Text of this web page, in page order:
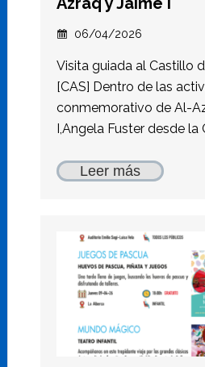
06/04/2026
Visita guiada al Castillo
[CAS] Dentro de las
conmemorativo de Al-
I,Angela Fuster desde la
Leer más